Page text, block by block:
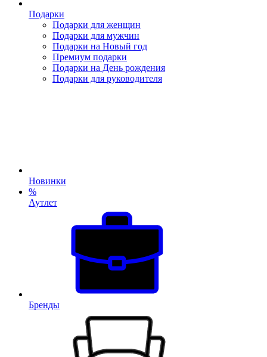
Подарки
Подарки для женщин
Подарки для мужчин
Подарки на Новый год
Премиум подарки
Подарки на День рождения
Подарки для руководителя
Новинки
%
Аутлет
Бренды